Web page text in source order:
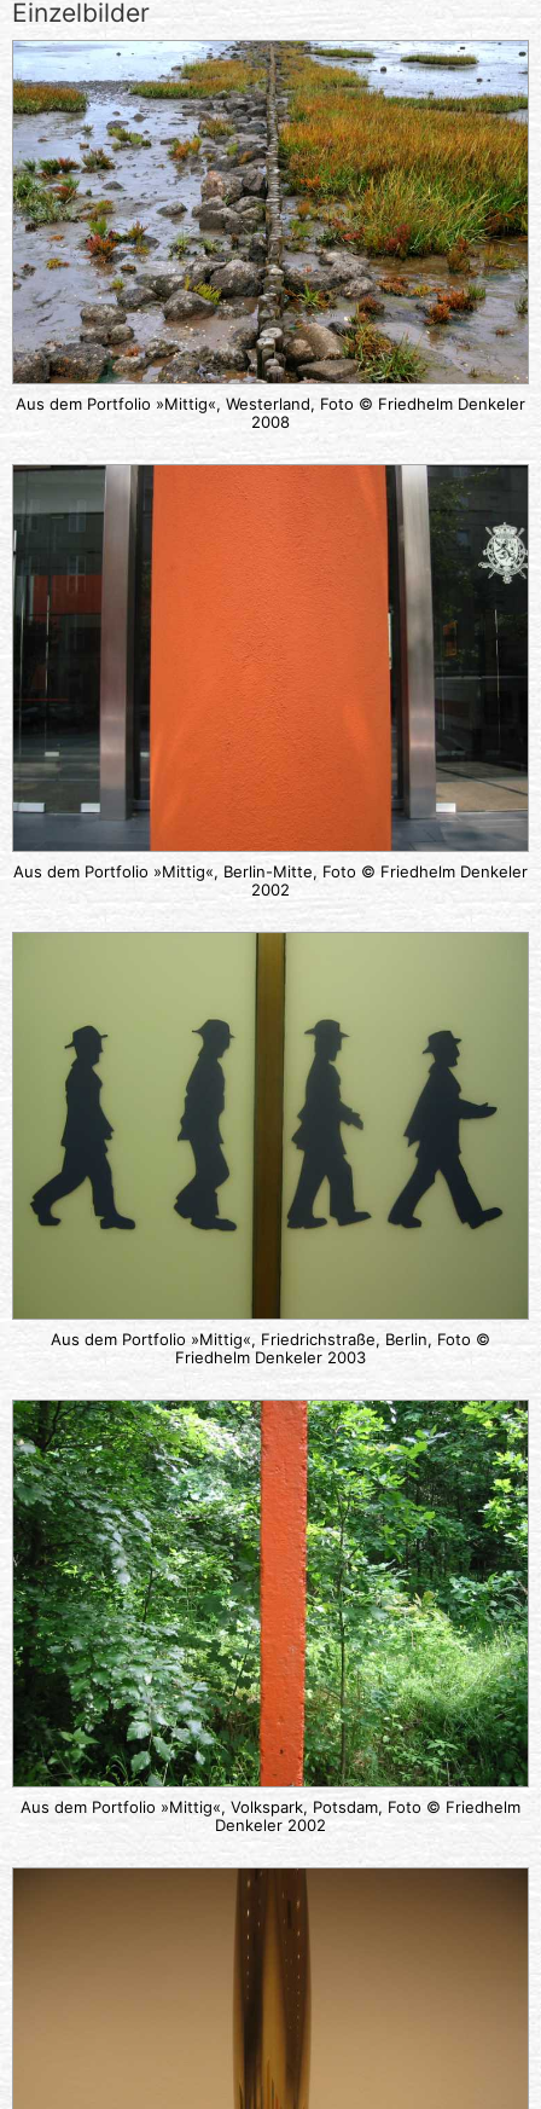
Einzelbilder
Aus dem Portfolio »Mittig«, Westerland, Foto © Friedhelm Denkeler
2008
Aus dem Portfolio »Mittig«, Berlin-Mitte, Foto © Friedhelm Denkeler
2002
Aus dem Portfolio »Mittig«, Friedrichstraße, Berlin, Foto ©
Friedhelm Denkeler 2003
Aus dem Portfolio »Mittig«, Volkspark, Potsdam, Foto © Friedhelm
Denkeler 2002